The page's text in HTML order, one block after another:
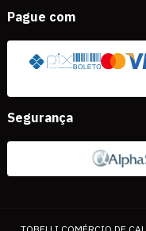
Pague com
Segurança